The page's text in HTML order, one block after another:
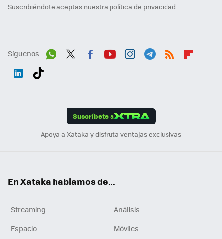
Suscribiéndote aceptas nuestra política de privacidad
Síguenos
Suscríbete a
Apoya a Xataka y disfruta ventajas exclusivas
En Xataka hablamos de...
Streaming
Análisis
Espacio
Móviles